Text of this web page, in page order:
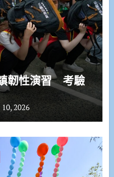
韌性演習 考驗
2026